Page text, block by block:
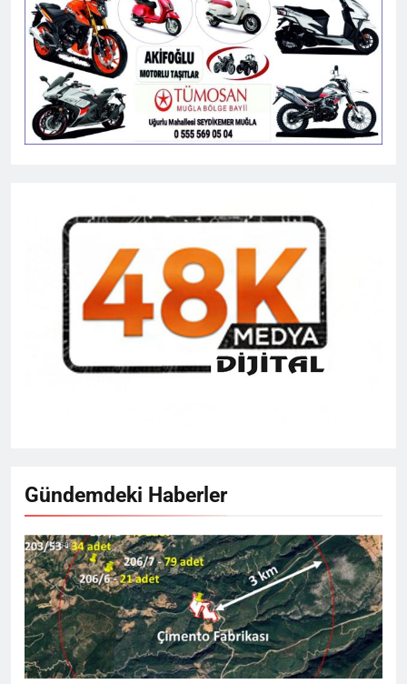
Gündemdeki Haberler